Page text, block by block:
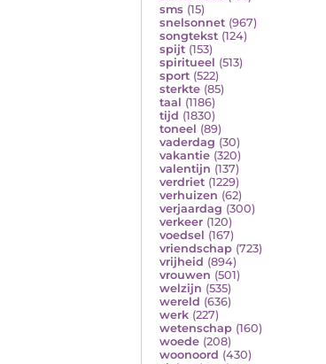
sms (15)
snelsonnet (967)
songtekst (124)
spijt (153)
spiritueel (513)
sport (522)
sterkte (85)
taal (1186)
tijd (1830)
toneel (89)
vaderdag (30)
vakantie (320)
valentijn (137)
verdriet (1229)
verhuizen (62)
verjaardag (300)
verkeer (120)
voedsel (167)
vriendschap (723)
vrijheid (894)
vrouwen (501)
welzijn (535)
wereld (636)
werk (227)
wetenschap (160)
woede (208)
woonoord (430)